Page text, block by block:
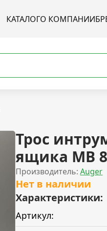
КАТАЛОГО КОМПАНИИ
Трос
ящика MB
Производитель: Auger
Нет в наличии
Характеристики:
Артикул: